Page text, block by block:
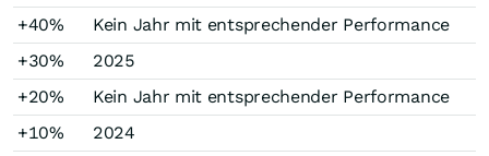
+40%
Kein Jahr mit entsprechender Performance
+30%
2025
+20%
Kein Jahr mit entsprechender Performance
+10%
2024